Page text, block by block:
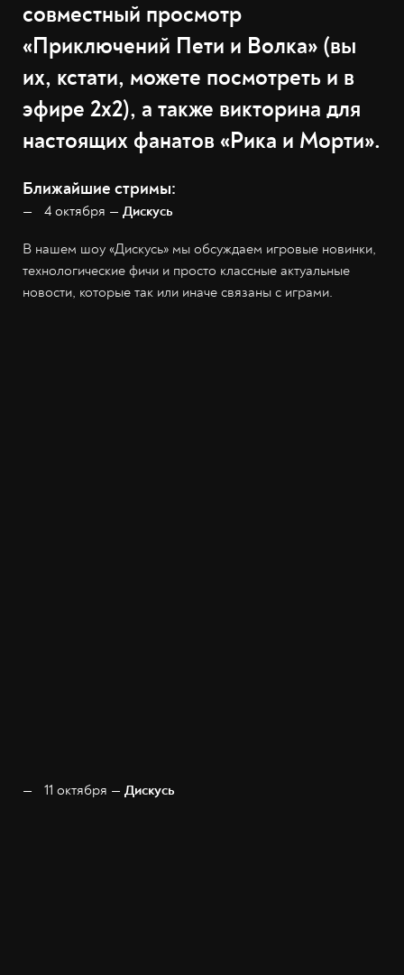
совместный просмотр
«Приключений Пети и Волка» (вы
их, кстати, можете посмотреть и в
эфире 2х2), а также викторина для
настоящих фанатов «Рика и Морти».
Ближайшие стримы:
4 октября — Дискусь
В нашем шоу «Дискусь» мы обсуждаем игровые новинки,
технологические фичи и просто классные актуальные
новости, которые так или иначе связаны с играми.
11 октября — Дискусь